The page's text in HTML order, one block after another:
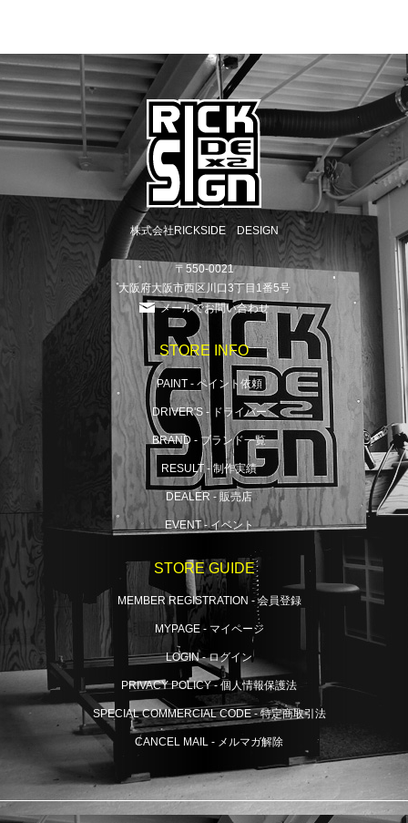
株式会社RICKSIDE DESIGN
〒550-0021
大阪府大阪市西区川口3丁目1番5号
メールでお問い合わせ
STORE INFO
PAINT - ペイント依頼
DRIVER'S - ドライバー
BRAND - ブランド一覧
RESULT - 制作実績
DEALER - 販売店
EVENT - イベント
STORE GUIDE
MEMBER REGISTRATION - 会員登録
MYPAGE - マイページ
LOGIN - ログイン
PRIVACY POLICY - 個人情報保護法
SPECIAL COMMERCIAL CODE - 特定商取引法
CANCEL MAIL - メルマガ解除